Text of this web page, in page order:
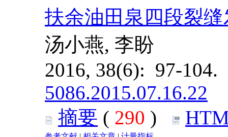
扶余油田泉四段裂
汤小燕, 李盼
2016, 38(6): 97-
5086.2015.07.16.22
摘要 ( 290 )